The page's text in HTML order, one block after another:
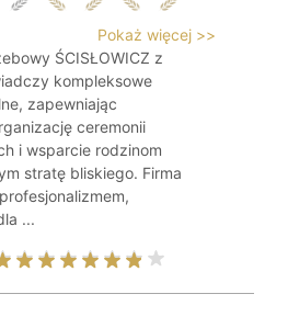
Pokaż więcej >>
ŚCISŁOWICZ z
kompleksowe
zapewniając
ceremonii
i wsparcie rodzinom
stratę bliskiego. Firma
...